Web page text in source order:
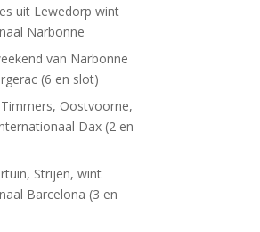
uit Lewedorp wint
Narbonne
van Narbonne
(6 en slot)
Oostvoorne,
Dax (2 en
Strijen, wint
Barcelona (3 en